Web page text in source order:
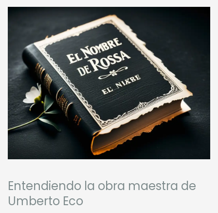
Entendiendo la obra maestra de
Umberto Eco